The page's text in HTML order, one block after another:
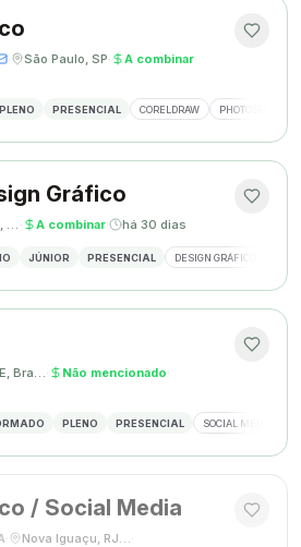
· São Paulo, SP· A combinar·
PLENO PRESENCIAL CORELDRAW PHOTOSHOP
Gráfico
Belo Horizonte, MG · A combinar· há 30 dias
JÚNIOR PRESENCIAL DESIGN GRÁFICO
Caruaru, PE, Brasil· Não mencionado·
PLENO PRESENCIAL SOCIAL MEDIA
/ Social Media
Nova Iguaçu, RJ, Brasil